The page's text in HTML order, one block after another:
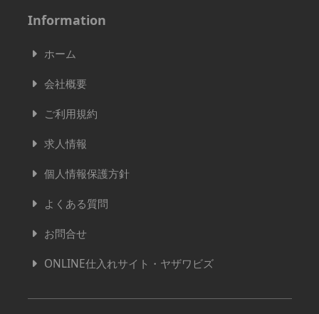
Information
ホーム
会社概要
ご利用規約
求人情報
個人情報保護方針
よくある質問
お問合せ
ONLINE仕入れサイト・ヤザワビズ